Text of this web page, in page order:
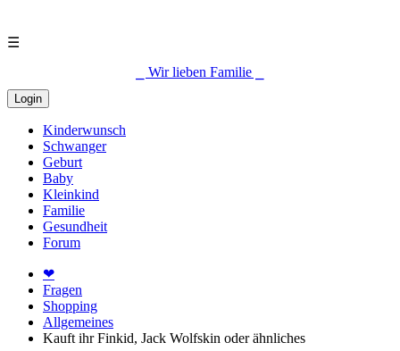
☰
⎯ Wir lieben Familie ⎯
Login
Kinderwunsch
Schwanger
Geburt
Baby
Kleinkind
Familie
Gesundheit
Forum
❤
Fragen
Shopping
Allgemeines
Kauft ihr Finkid, Jack Wolfskin oder ähnliches